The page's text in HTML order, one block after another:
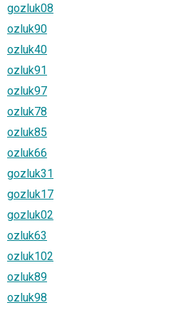
gozluk08
ozluk90
ozluk40
ozluk91
ozluk97
ozluk78
ozluk85
ozluk66
gozluk31
gozluk17
gozluk02
ozluk63
ozluk102
ozluk89
ozluk98